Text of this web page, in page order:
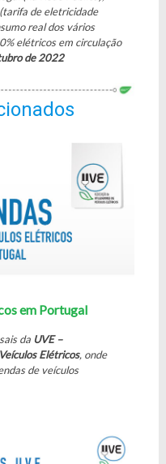
de eletricidade
real dos vários
elétricos em circulação
de 2022
em Portugal
da UVE –
Elétricos, onde
de veículos